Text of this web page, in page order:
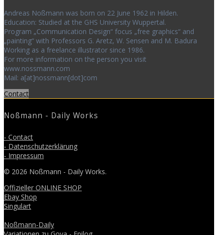
Andreas Noßmann was born on 22 June 1962 in Hilden.
Education: Studied at the GHS University Wuppertal.
Program „Communication Design“ focus „free graphics“ and
„painting“ with Professors G. Aretz, W. Sensen and M. Badura
Working as a freelance illustrator since 1986.
For more information on the person you visit
www.nossmann.com
Mail: a[at]nossmann[dot]com
Contact
Noßmann - Daily Works
- Contact
- Datenschutzerklärung
- Impressum
© 2026 Noßmann - Daily Works.
Offizieller ONLINE SHOP
Ebay Shop
Singulart
Noßmann-Daily